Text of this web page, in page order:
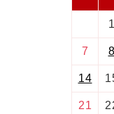
1
7 8
14
21